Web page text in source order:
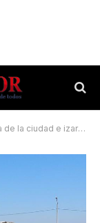
e izarla en su aniversario